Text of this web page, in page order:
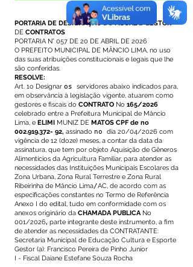
PORTARIA DE DESIGNAÇÃODOFISCALEGESTOR
DE CONTRATOS
PORTARIA N° 057 DE 20 DE ABRIL DE 2026
O PREFEITO MUNICIPAL DE MÂNCIO LIMA, no uso
das suas atribuições constitucionais e legais que lhe
são conferidas.
RESOLVE:
Art. 1o Designar os servidores abaixo indicados para,
em observância à legislação vigente, atuarem como
gestores e fiscais do CONTRATO No 165/2026
celebrado entre a Prefeitura Municipal de Mâncio
Lima, e ELIMI MUNIZ DE MATOS CPF de no
002.919.372- 92, assinado no dia 20/04/2026 com
vigência de 12 (doze) meses, a contar da data da
assinatura, que tem por objeto Aquisição de Gêneros
Alimentícios da Agricultura Familiar, para atender as
necessidades das Instituições Municipais Escolares da
Zona Urbana, Zona Rural Terrestre e Zona Rural
Ribeirinha de Mâncio Lima/AC, de acordo com as
especificações constantes no Termo de Referência
Anexo I do edital, tudo em conformidade com os
anexos originário da CHAMADA PUBLICA No
001/2026, parte integrante deste instrumento, a fim
de atender as necessidades da CONTRATANTE:
Secretaria Municipal de Educação Cultura e Esporte
Gestor (a): Francisco Pereira de Pinho Junior
I - Fiscal Daiane Estefane Souza Rocha